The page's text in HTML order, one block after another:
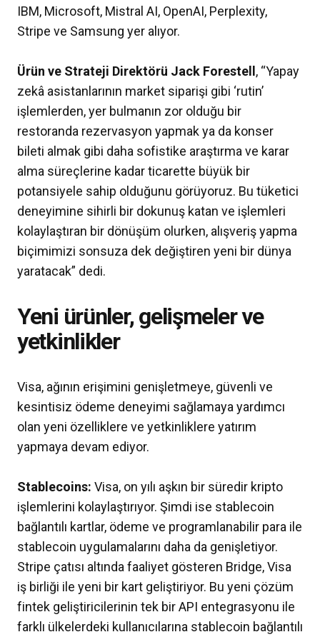
IBM, Microsoft, Mistral AI, OpenAI, Perplexity,
Stripe ve Samsung yer alıyor.
Ürün ve Strateji Direktörü Jack Forestell , “Yapay
zekâ asistanlarının market siparişi gibi ‘rutin’
işlemlerden, yer bulmanın zor olduğu bir
restoranda rezervasyon yapmak ya da konser
bileti almak gibi daha sofistike araştırma ve karar
alma süreçlerine kadar ticarette büyük bir
potansiyele sahip olduğunu görüyoruz. Bu tüketici
deneyimine sihirli bir dokunuş katan ve işlemleri
kolaylaştıran bir dönüşüm olurken, alışveriş yapma
biçimimizi sonsuza dek değiştiren yeni bir dünya
yaratacak” dedi.
Yeni ürünler, gelişmeler ve
yetkinlikler
Visa, ağının erişimini genişletmeye, güvenli ve
kesintisiz ödeme deneyimi sağlamaya yardımcı
olan yeni özelliklere ve yetkinliklere yatırım
yapmaya devam ediyor.
Stablecoins: Visa, on yılı aşkın bir süredir kripto
işlemlerini kolaylaştırıyor. Şimdi ise stablecoin
bağlantılı kartlar, ödeme ve programlanabilir para ile
stablecoin uygulamalarını daha da genişletiyor.
Stripe çatısı altında faaliyet gösteren Bridge, Visa
iş birliği ile yeni bir kart geliştiriyor. Bu yeni çözüm
fintek geliştiricilerinin tek bir API entegrasyonu ile
farklı ülkelerdeki kullanıcılarına stablecoin bağlantılı